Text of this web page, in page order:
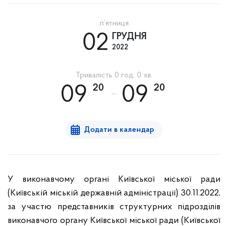
п’ятниця
02 ГРУДНЯ
2022
Тривалість 0 год. 0 хв.
09 20 09 20
Додати в календар
У виконавчому органі Київської міської ради
(Київській міській державній адміністрації) 30.11.2022,
за участю представників структурних підрозділів
виконавчого органу Київської міської ради (Київської